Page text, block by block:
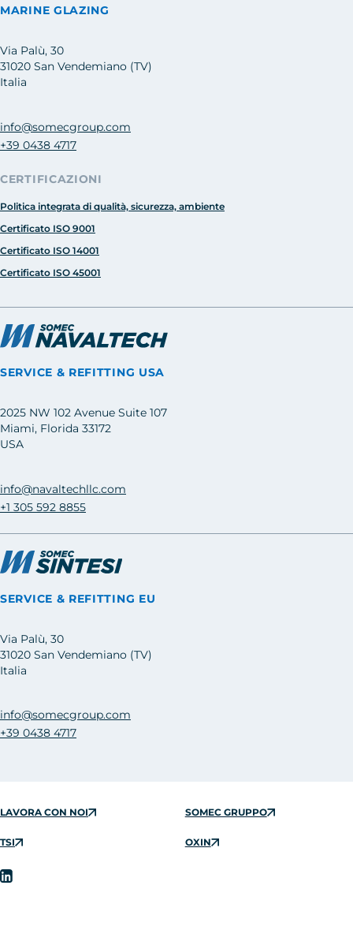
MARINE GLAZING
Via Palù, 30
31020 San Vendemiano (TV)
Italia
info@somecgroup.com
+39 0438 4717
CERTIFICAZIONI
Politica integrata di qualità, sicurezza, ambiente
Certificato ISO 9001
Certificato ISO 14001
Certificato ISO 45001
SERVICE & REFITTING USA
2025 NW 102 Avenue Suite 107
Miami, Florida 33172
USA
info@navaltechllc.com
+1 305 592 8855
SERVICE & REFITTING EU
Via Palù, 30
31020 San Vendemiano (TV)
Italia
info@somecgroup.com
+39 0438 4717
LAVORA CON NOI SOMEC GRUPPO
TSI OXIN